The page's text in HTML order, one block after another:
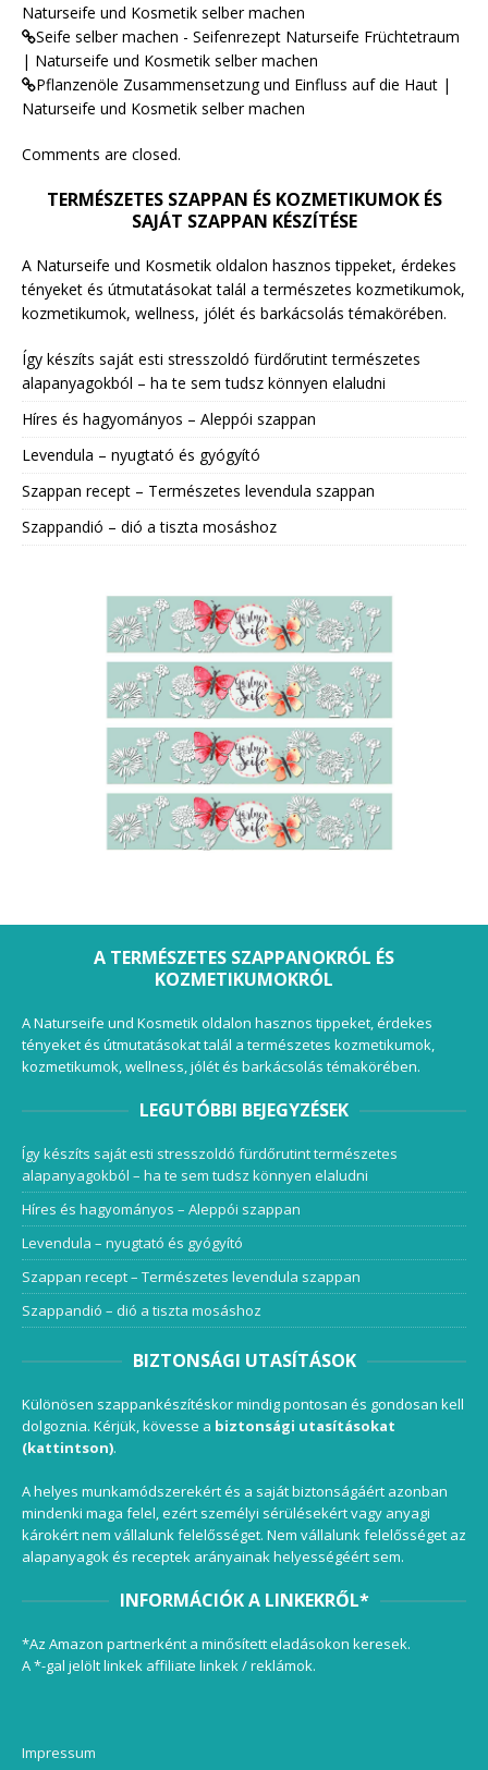
Naturseife und Kosmetik selber machen
Seife selber machen - Seifenrezept Naturseife Früchtetraum
| Naturseife und Kosmetik selber machen
Pflanzenöle Zusammensetzung und Einfluss auf die Haut |
Naturseife und Kosmetik selber machen
Comments are closed.
TERMÉSZETES SZAPPAN ÉS KOZMETIKUMOK ÉS
SAJÁT SZAPPAN KÉSZÍTÉSE
A Naturseife und Kosmetik oldalon hasznos tippeket, érdekes
tényeket és útmutatásokat talál a természetes kozmetikumok,
kozmetikumok, wellness, jólét és barkácsolás témakörében.
Így készíts saját esti stresszoldó fürdőrutint természetes
alapanyagokból – ha te sem tudsz könnyen elaludni
Híres és hagyományos – Aleppói szappan
Levendula – nyugtató és gyógyító
Szappan recept – Természetes levendula szappan
Szappandió – dió a tiszta mosáshoz
A TERMÉSZETES SZAPPANOKRÓL ÉS
KOZMETIKUMOKRÓL
A Naturseife und Kosmetik oldalon hasznos tippeket, érdekes
tényeket és útmutatásokat talál a természetes kozmetikumok,
kozmetikumok, wellness, jólét és barkácsolás témakörében.
LEGUTÓBBI BEJEGYZÉSEK
Így készíts saját esti stresszoldó fürdőrutint természetes
alapanyagokból – ha te sem tudsz könnyen elaludni
Híres és hagyományos – Aleppói szappan
Levendula – nyugtató és gyógyító
Szappan recept – Természetes levendula szappan
Szappandió – dió a tiszta mosáshoz
BIZTONSÁGI UTASÍTÁSOK
Különösen szappankészítéskor mindig pontosan és gondosan kell
dolgoznia. Kérjük, kövesse a biztonsági utasításokat
(kattintson).
A helyes munkamódszerekért és a saját biztonságáért azonban
mindenki maga felel, ezért személyi sérülésekért vagy anyagi
károkért nem vállalunk felelősséget. Nem vállalunk felelősséget az
alapanyagok és receptek arányainak helyességéért sem.
INFORMÁCIÓK A LINKEKRŐL*
*Az Amazon partnerként a minősített eladásokon keresek.
A *-gal jelölt linkek affiliate linkek / reklámok.
Impressum